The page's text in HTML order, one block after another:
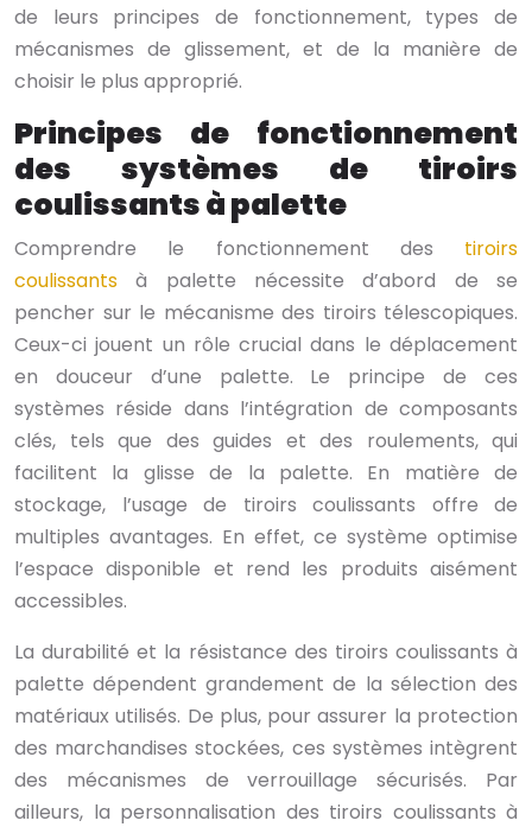
de leurs principes de fonctionnement, types de
mécanismes de glissement, et de la manière de
choisir le plus approprié.
Principes de fonctionnement
des systèmes de tiroirs
coulissants à palette
Comprendre le fonctionnement des tiroirs
coulissants à palette nécessite d’abord de se
pencher sur le mécanisme des tiroirs télescopiques.
Ceux-ci jouent un rôle crucial dans le déplacement
en douceur d’une palette. Le principe de ces
systèmes réside dans l’intégration de composants
clés, tels que des guides et des roulements, qui
facilitent la glisse de la palette. En matière de
stockage, l’usage de tiroirs coulissants offre de
multiples avantages. En effet, ce système optimise
l’espace disponible et rend les produits aisément
accessibles.
La durabilité et la résistance des tiroirs coulissants à
palette dépendent grandement de la sélection des
matériaux utilisés. De plus, pour assurer la protection
des marchandises stockées, ces systèmes intègrent
des mécanismes de verrouillage sécurisés. Par
ailleurs, la personnalisation des tiroirs coulissants à